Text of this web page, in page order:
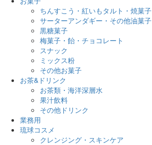
ちんすこう・紅いもタルト・焼菓子
サーターアンダギー・その他油菓子
黒糖菓子
梅菓子・飴・チョコレート
スナック
ミックス粉
その他お菓子
お茶&ドリンク
お茶類・海洋深層水
果汁飲料
その他ドリンク
業務用
琉球コスメ
クレンジング・スキンケア